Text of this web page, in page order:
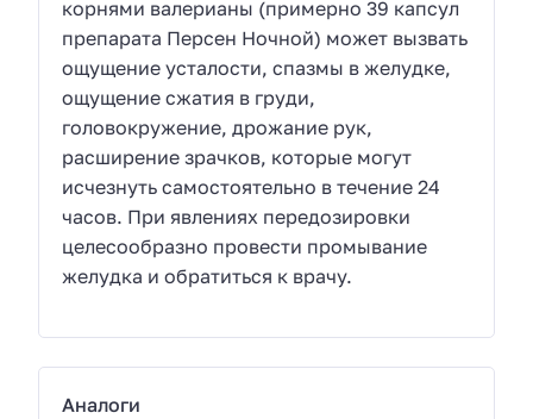
корнями валерианы (примерно 39 капсул
препарата Персен Ночной) может вызвать
ощущение усталости, спазмы в желудке,
ощущение сжатия в груди,
головокружение, дрожание рук,
расширение зрачков, которые могут
исчезнуть самостоятельно в течение 24
часов. При явлениях передозировки
целесообразно провести промывание
желудка и обратиться к врачу.
Аналоги